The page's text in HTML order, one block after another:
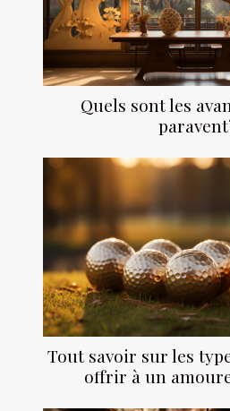
Quels sont les
Tout savoir sur les
offrir à un